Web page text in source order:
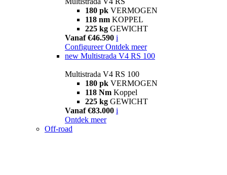
180 pk VERMOGEN
118 nm KOPPEL
225 kg GEWICHT
Vanaf €46.590 i
Configureer Ontdek meer
new Multistrada V4 RS 100
Multistrada V4 RS 100
180 pk VERMOGEN
118 Nm Koppel
225 kg GEWICHT
Vanaf €83.000 i
Ontdek meer
Off-road